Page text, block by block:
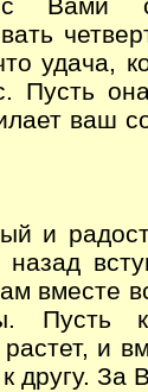
Вами
удача,
Пусть
ваш
и
вместе
Пусть
и
другу.